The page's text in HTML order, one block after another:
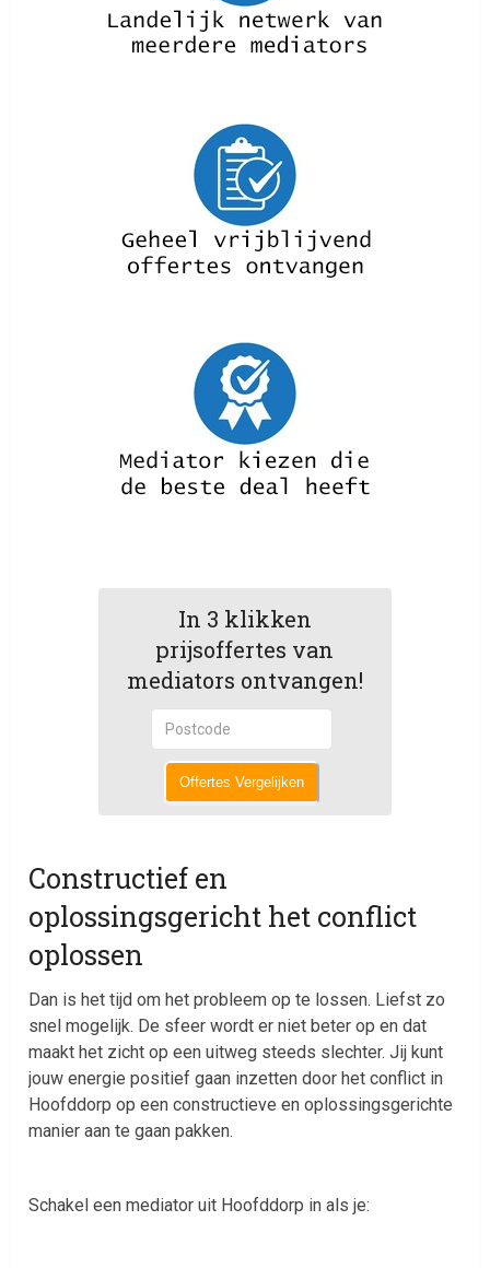
In 3 klikken
prijsoffertes van
mediators ontvangen!
Offertes Vergelijken
Constructief en
oplossingsgericht het conflict
oplossen
Dan is het tijd om het probleem op te lossen. Liefst zo
snel mogelijk. De sfeer wordt er niet beter op en dat
maakt het zicht op een uitweg steeds slechter. Jij kunt
jouw energie positief gaan inzetten door het conflict in
Hoofddorp op een constructieve en oplossingsgerichte
manier aan te gaan pakken.
Schakel een mediator uit Hoofddorp in als je: